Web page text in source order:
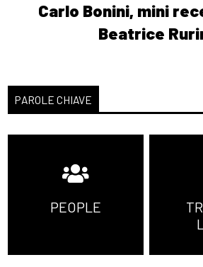
Carlo Bonini, mini
Beatrice
PAROLE CHIAVE
PEOPLE